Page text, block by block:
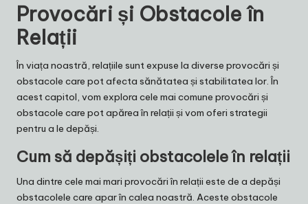
Provocări și Obstacole în
Relații
În viața noastră, relațiile sunt expuse la diverse provocări și
obstacole care pot afecta sănătatea și stabilitatea lor. În
acest capitol, vom explora cele mai comune provocări și
obstacole care pot apărea în relații și vom oferi strategii
pentru a le depăși.
Cum să depășiți obstacolele în relații
Una dintre cele mai mari provocări în relații este de a depăși
obstacolele care apar în calea noastră. Aceste obstacole